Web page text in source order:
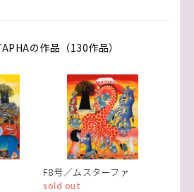
の作品（130作品）
F8号／ムスターファ
sold out